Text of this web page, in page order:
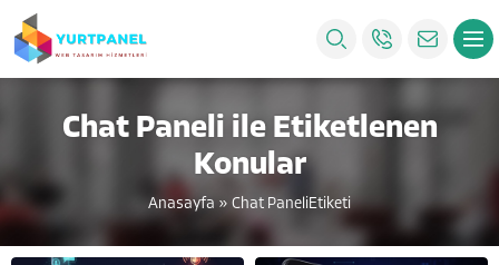
Chat Paneli ile Etiketlenen
Konular
Anasayfa » Chat PaneliEtiketi